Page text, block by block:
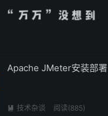
Apache JMeter安装部署
 技术杂谈 阅读(885)